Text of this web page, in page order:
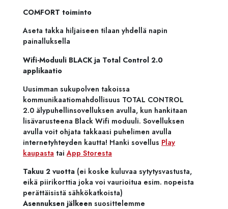
COMFORT toiminto
Aseta takka hiljaiseen tilaan yhdellä napin
painalluksella
Wifi-Moduuli BLACK ja Total Control 2.0
applikaatio
Uusimman sukupolven takoissa
kommunikaatiomahdollisuus TOTAL CONTROL
2.0 älypuhellinsovelluksen avulla, kun hankitaan
lisävarusteena Black Wifi moduuli. Sovelluksen
avulla voit ohjata takkaasi puhelimen avulla
internetyhteyden kautta! Hanki sovellus Play
kaupasta tai App Storesta
Takuu 2 vuotta (ei koske kuluvaa sytytysvastusta,
eikä piirikorttia joka voi vaurioitua esim. nopeista
perättäisistä sähkökatkoista)
Asennuksen jälkeen suosittelemme